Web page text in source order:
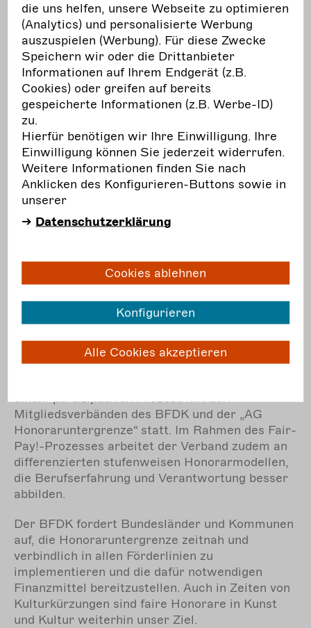
Euro im Monat zur Abdeckung weiterer Risiken
und Kosten (z.B. Unfallversicherung oder
Mutterschutz).
Honoraruntergrenze (Nettohonorar) für Nicht-
KSK-Versicherte
Monat: 4.220 EUR
Woche: 970 EUR
Aufführungen (10% des Monatshonorars): 422
EUR
Honoraruntergrenze (Nettohonorar) für KSK-
Monat: 3.600 EUR
Woche: 830 EUR
einem partizipativen Prozess mit den
Mitgliedsverbänden des BFDK und der „AG
Honoraruntergrenze“ statt. Im Rahmen des Fair-
Pay!-Prozesses arbeitet der Verband zudem an
differenzierten stufenweisen Honorarmodellen,
die Berufserfahrung und Verantwortung besser
abbilden.
Der BFDK fordert Bundesländer und Kommunen
auf, die Honoraruntergrenze zeitnah und
verbindlich in allen Förderlinien zu
implementieren und die dafür notwendigen
Finanzmittel bereitzustellen. Auch in Zeiten von
Kulturkürzungen sind faire Honorare in Kunst
und Kultur weiterhin unser Ziel.
die uns helfen, unsere Webseite zu optimieren
(Analytics) und personalisierte Werbung
auszuspielen (Werbung). Für diese Zwecke
Speichern wir oder die Drittanbieter
Informationen auf Ihrem Endgerät (z.B.
Cookies) oder greifen auf bereits
gespeicherte Informationen (z.B. Werbe-ID)
zu.
Hierfür benötigen wir Ihre Einwilligung. Ihre
Einwilligung können Sie jederzeit widerrufen.
Weitere Informationen finden Sie nach
Anklicken des Konfigurieren-Buttons sowie in
unserer
Datenschutzerklärung
Cookies ablehnen
Konfigurieren
Alle Cookies akzeptieren